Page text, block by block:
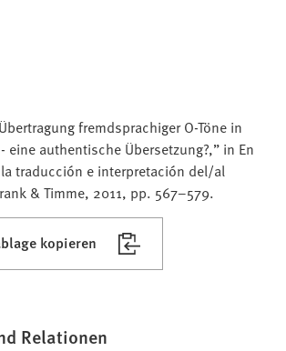
fremdsprachiger O-Töne in
eine authentische Übersetzung?,” in En
traducción e interpretación del/al
& Timme, 2011, pp. 567–579.
kopieren
Relationen